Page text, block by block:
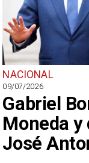
NACIONAL
09/07/2026
Gabriel
Moneda y
José